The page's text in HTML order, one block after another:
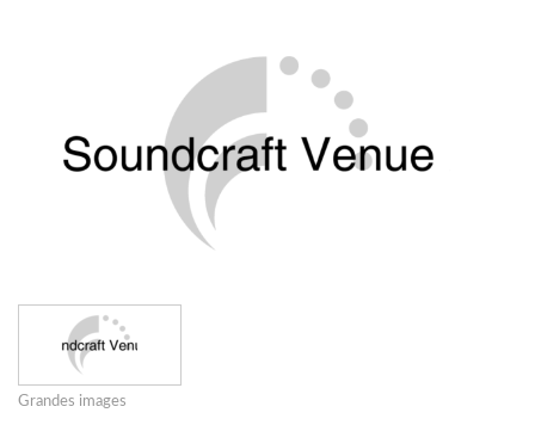
Notre histoire
Grandes images